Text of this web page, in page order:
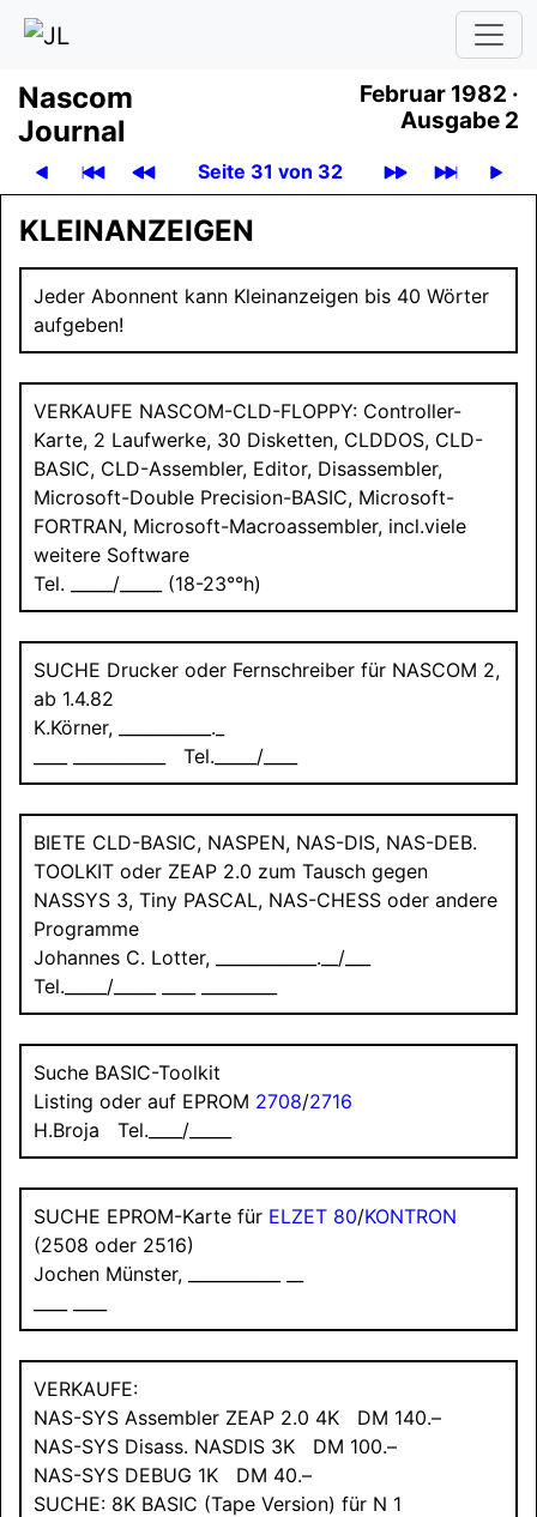
Nascom
Journal
Februar 1982 ·
Ausgabe 2
Seite 31 von 32
KLEINANZEIGEN
Jeder Abonnent kann Kleinanzeigen bis 40 Wörter
aufgeben!
VERKAUFE NASCOM-CLD-FLOPPY: Controller-
Karte, 2 Laufwerke, 30 Disketten, CLD­DOS, CLD-
BASIC, CLD-Assembler, Editor, Disassembler,
Microsoft-Double Precision-BASIC, Microsoft-
FORTRAN, Microsoft-Macroassembler, incl.viele
weitere Software
Tel. _____/_____ (18-23°°h)
SUCHE Drucker oder Fernschreiber für NASCOM 2,
ab 1.4.82
K.Körner, ___________._
____ ___________ Tel._____/____
BIETE CLD-BASIC, NASPEN, NAS-DIS, NAS-DEB.
TOOLKIT oder ZEAP 2.0 zum Tausch gegen
NASSYS 3, Tiny PASCAL, NAS-CHESS oder andere
Programme
Johannes C. Lotter, ____________.__/___
Tel._____/_____ ____ _________
Suche BASIC-Toolkit
Listing oder auf EPROM 2708/2716
H.Broja Tel.____/_____
SUCHE EPROM-Karte für ELZET 80/KONTRON
(2508 oder 2516)
Jochen Münster, ___________ __
VERKAUFE:
NAS-SYS Assembler ZEAP 2.0 4K DM 140.–
NAS-SYS Disass. NASDIS 3K DM 100.–
NAS-SYS DEBUG 1K DM 40.–
SUCHE: 8K BASIC (Tape Version) für N 1